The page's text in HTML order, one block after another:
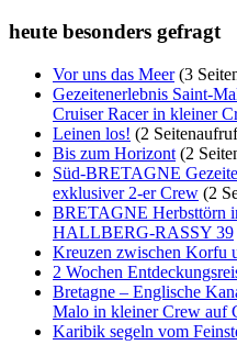
heute besonders gefragt
Vor uns das Meer(3
Gezeitenerlebnis Saint-
Cruiser Racer in kleiner
Leinen los! (2
Bis zum Horizont (2
Süd-BRETAGNE
exklusiver 2-er Crew (2
BRETAGNE Herbsttörn
HALLBERG-RASSY 39
Kreuzen zwischen Korfu
2 Wochen
Bretagne – Englische
Malo in kleiner Crew auf
Karibik segeln vom